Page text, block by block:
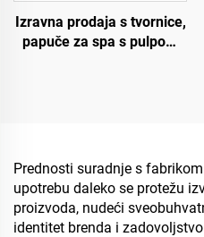
Izravna prodaja s tvornice,
papuče za spa s pulpom
Prednosti suradnje s
upotrebu daleko se protežu
proizvoda, nudeći
identitet brenda i